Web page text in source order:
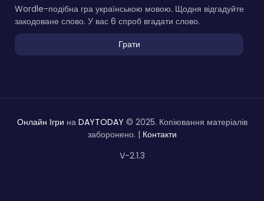
Wordle-подібна гра українською мовою. Щодня відгадуйте
закодоване слово. У вас 6 спроб вгадати слово.
Грати
Онлайн Ігри на DAYTODAY © 2025. Копіювання матеріалів
заборонено. | Контакти
V-2.1.3